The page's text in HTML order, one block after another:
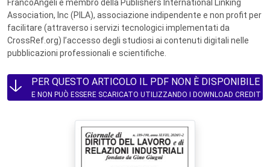
FrancoAngeli è membro della Publishers International Linking
Association, Inc (PILA), associazione indipendente e non profit per
facilitare (attraverso i servizi tecnologici implementati da
CrossRef.org) l’accesso degli studiosi ai contenuti digitali nelle
pubblicazioni professionali e scientifiche.
PER QUESTO ARTICOLO IL PDF NON È DISPONIBILE
E NON PUÒ ESSERE SCARICATO UTILIZZANDO I DOWNLOAD CREDIT